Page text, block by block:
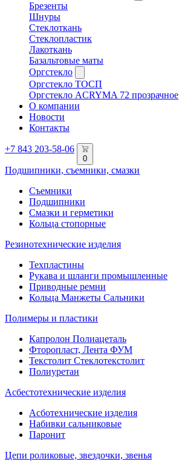
Брезенты
Шнуры
Стеклоткань
Стеклопластик
Лакоткань
Базальтовые маты
Оргстекло
Оргстекло ТОСП
Оргстекло ACRYMA 72 прозрачное
О компании
Новости
Контакты
+7 843 203-58-06
0
Подшипники, съемники, смазки
Съемники
Подшипники
Смазки и герметики
Кольца стопорные
Резинотехнические изделия
Техпластины
Рукава и шланги промышленные
Приводные ремни
Кольца Манжеты Сальники
Полимеры и пластики
Капролон Полиацеталь
Фторопласт, Лента ФУМ
Текстолит Стеклотекстолит
Полиуретан
Асбестотехнические изделия
Асботехнические изделия
Набивки сальниковые
Паронит
Цепи роликовые, звездочки, звенья